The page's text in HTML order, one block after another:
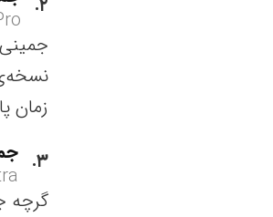
زمان
۳
گرچه